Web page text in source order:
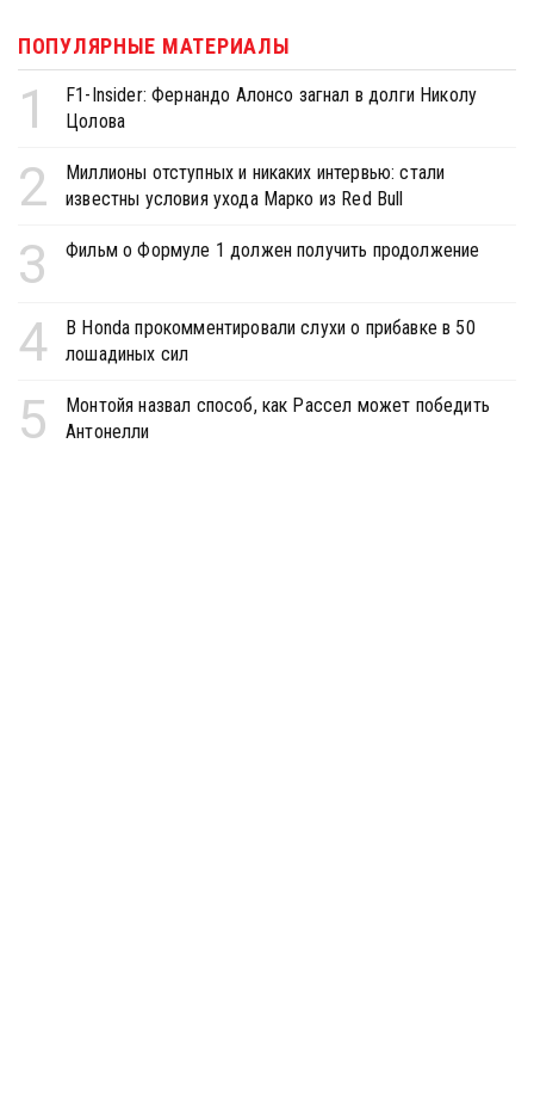
ПОПУЛЯРНЫЕ МАТЕРИАЛЫ
1
F1-Insider: Фернандо Алонсо загнал в долги Николу
Цолова
2
Миллионы отступных и никаких интервью: стали
известны условия ухода Марко из Red Bull
3 Фильм о Формуле 1 должен получить продолжение
4
В Honda прокомментировали слухи о прибавке в 50
лошадиных сил
5
Монтойя назвал способ, как Рассел может победить
Антонелли